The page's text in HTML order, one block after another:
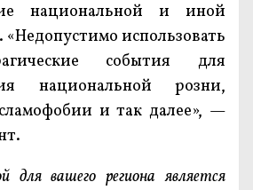
национальной и иной
«Недопустимо использовать
события для
национальной розни,
и так далее», —
для вашего региона является